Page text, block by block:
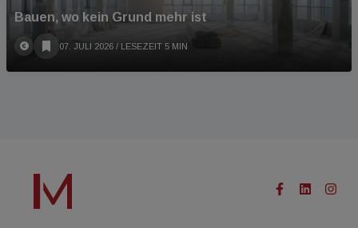
Bauen, wo kein Grund mehr ist
07. JULI 2026 / LESEZEIT 5 MIN